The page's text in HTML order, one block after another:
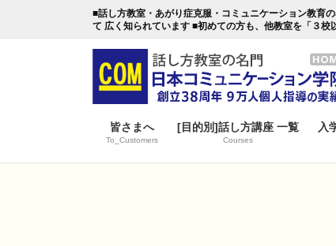
移
■話し方教室・あがり症克服・コミュニケーション教育
て 広く知られています ■初めての方も、他教室を「３校
皆さまへ
To_Customers
[目的別]話し方講座 一覧
Courses
入